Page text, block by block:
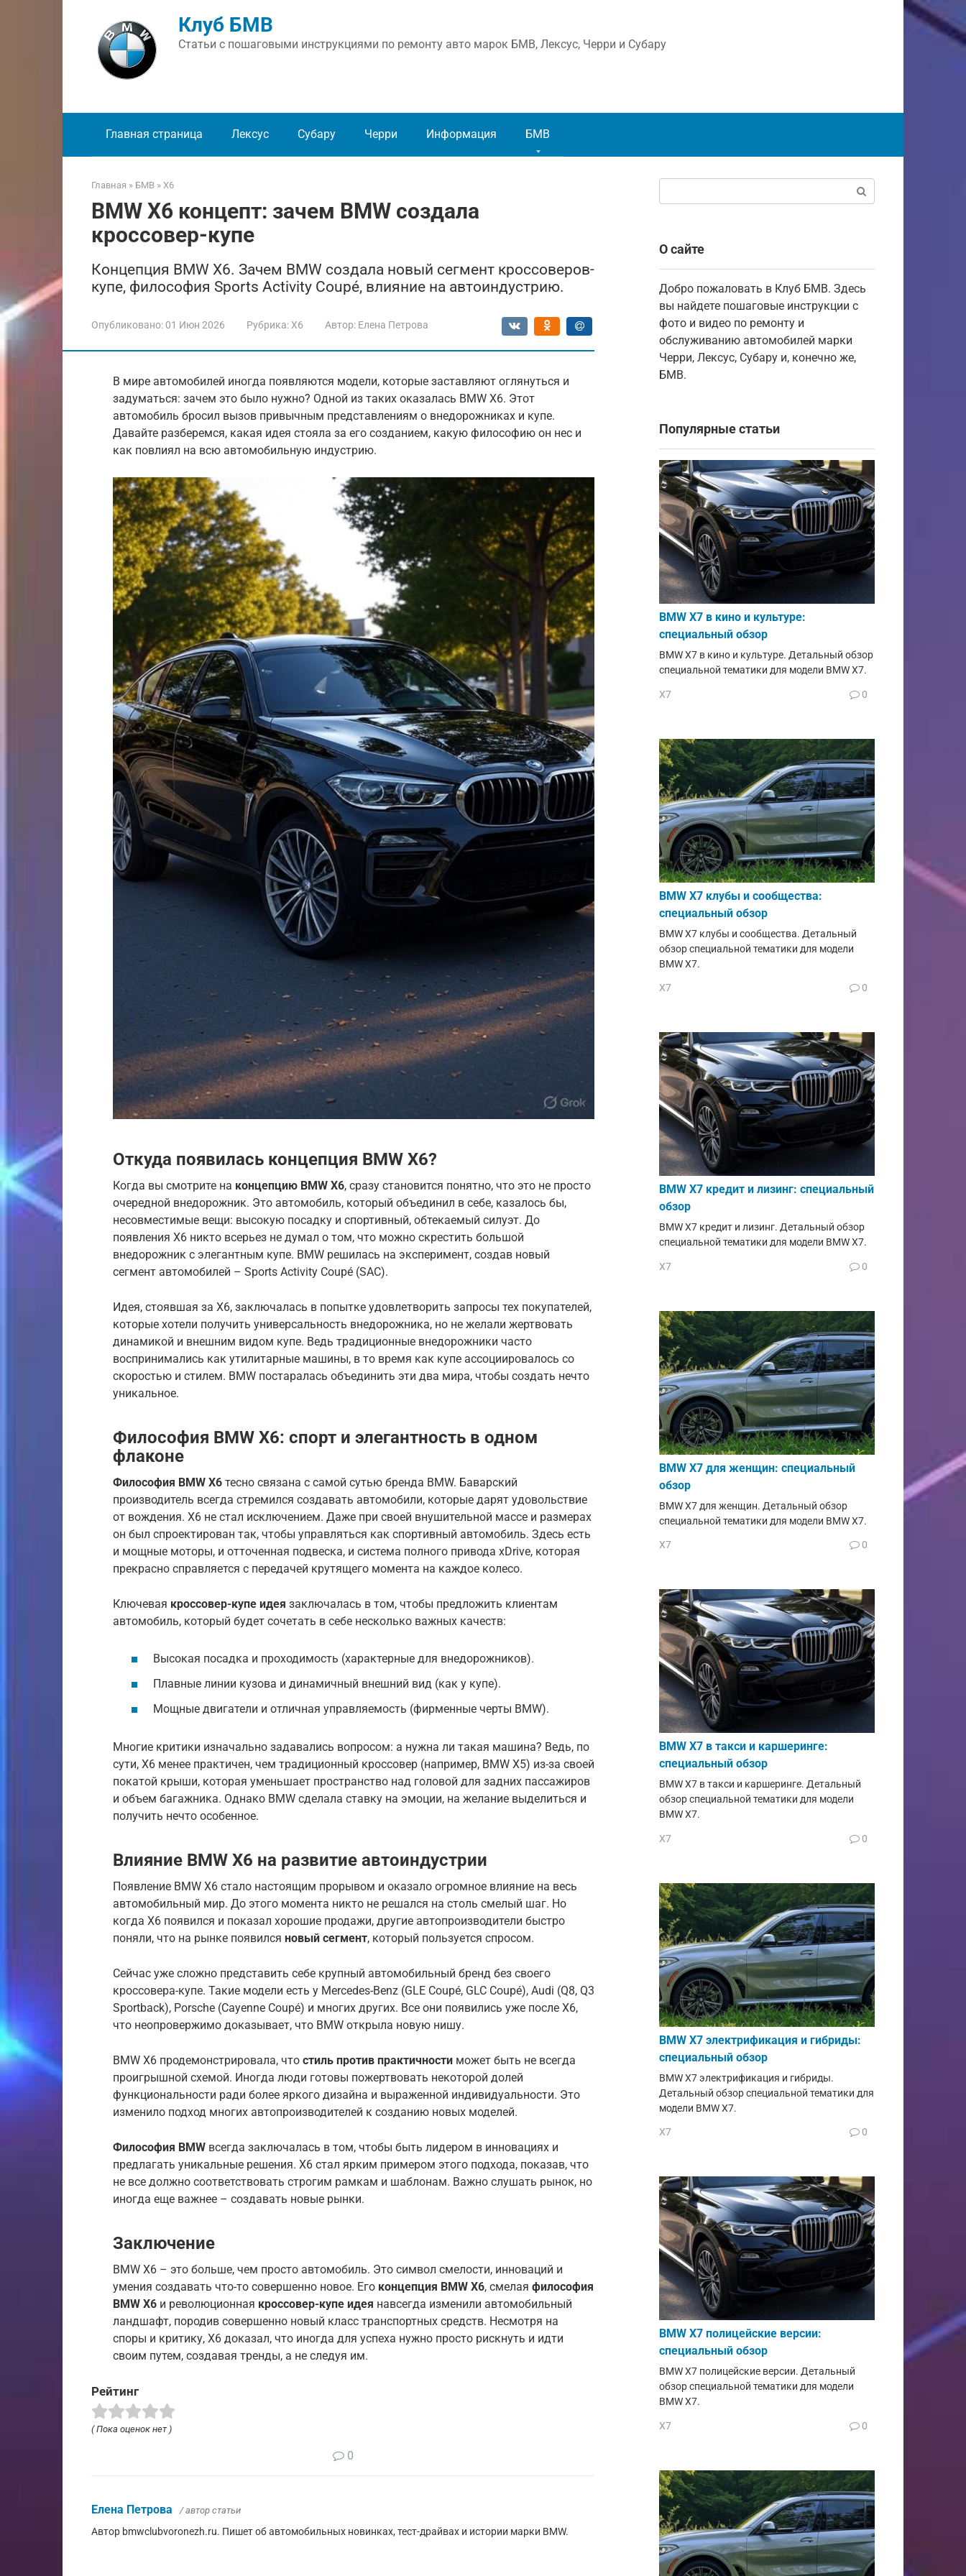
Клуб БМВ
Статьи с пошаговыми инструкциями по ремонту авто марок БМВ, Лексус, Черри и Субару
Главная страница Лексус Субару Черри Информация БМВ
Главная » БМВ » X6
BMW X6 концепт: зачем BMW создала
кроссовер-купе
Концепция BMW X6. Зачем BMW создала новый сегмент кроссоверов-
купе, философия Sports Activity Coupé, влияние на автоиндустрию.
Опубликовано: 01 Июн 2026 Рубрика: X6 Автор: Елена Петрова
В мире автомобилей иногда появляются модели, которые заставляют оглянуться и
задуматься: зачем это было нужно? Одной из таких оказалась BMW X6. Этот
автомобиль бросил вызов привычным представлениям о внедорожниках и купе.
Давайте разберемся, какая идея стояла за его созданием, какую философию он нес и
как повлиял на всю автомобильную индустрию.
Откуда появилась концепция BMW X6?
Когда вы смотрите на концепцию BMW X6, сразу становится понятно, что это не просто
очередной внедорожник. Это автомобиль, который объединил в себе, казалось бы,
несовместимые вещи: высокую посадку и спортивный, обтекаемый силуэт. До
появления X6 никто всерьез не думал о том, что можно скрестить большой
внедорожник с элегантным купе. BMW решилась на эксперимент, создав новый
сегмент автомобилей – Sports Activity Coupé (SAC).
Идея, стоявшая за X6, заключалась в попытке удовлетворить запросы тех покупателей,
которые хотели получить универсальность внедорожника, но не желали жертвовать
динамикой и внешним видом купе. Ведь традиционные внедорожники часто
воспринимались как утилитарные машины, в то время как купе ассоциировалось со
скоростью и стилем. BMW постаралась объединить эти два мира, чтобы создать нечто
уникальное.
Философия BMW X6: спорт и элегантность в одном
флаконе
Философия BMW X6 тесно связана с самой сутью бренда BMW. Баварский
производитель всегда стремился создавать автомобили, которые дарят удовольствие
от вождения. X6 не стал исключением. Даже при своей внушительной массе и размерах
он был спроектирован так, чтобы управляться как спортивный автомобиль. Здесь есть
и мощные моторы, и отточенная подвеска, и система полного привода xDrive, которая
прекрасно справляется с передачей крутящего момента на каждое колесо.
Ключевая кроссовер-купе идея заключалась в том, чтобы предложить клиентам
автомобиль, который будет сочетать в себе несколько важных качеств:
Высокая посадка и проходимость (характерные для внедорожников).
Плавные линии кузова и динамичный внешний вид (как у купе).
Мощные двигатели и отличная управляемость (фирменные черты BMW).
Многие критики изначально задавались вопросом: а нужна ли такая машина? Ведь, по
сути, X6 менее практичен, чем традиционный кроссовер (например, BMW X5) из-за своей
покатой крыши, которая уменьшает пространство над головой для задних пассажиров
и объем багажника. Однако BMW сделала ставку на эмоции, на желание выделиться и
получить нечто особенное.
Влияние BMW X6 на развитие автоиндустрии
Появление BMW X6 стало настоящим прорывом и оказало огромное влияние на весь
автомобильный мир. До этого момента никто не решался на столь смелый шаг. Но
когда X6 появился и показал хорошие продажи, другие автопроизводители быстро
поняли, что на рынке появился новый сегмент, который пользуется спросом.
Сейчас уже сложно представить себе крупный автомобильный бренд без своего
кроссовера-купе. Такие модели есть у Mercedes-Benz (GLE Coupé, GLC Coupé), Audi (Q8, Q3
Sportback), Porsche (Cayenne Coupé) и многих других. Все они появились уже после X6,
что неопровержимо доказывает, что BMW открыла новую нишу.
BMW X6 продемонстрировала, что стиль против практичности может быть не всегда
проигрышной схемой. Иногда люди готовы пожертвовать некоторой долей
функциональности ради более яркого дизайна и выраженной индивидуальности. Это
изменило подход многих автопроизводителей к созданию новых моделей.
Философия BMW всегда заключалась в том, чтобы быть лидером в инновациях и
предлагать уникальные решения. X6 стал ярким примером этого подхода, показав, что
не все должно соответствовать строгим рамкам и шаблонам. Важно слушать рынок, но
иногда еще важнее – создавать новые рынки.
Заключение
BMW X6 – это больше, чем просто автомобиль. Это символ смелости, инноваций и
умения создавать что-то совершенно новое. Его концепция BMW X6, смелая философия
BMW X6 и революционная кроссовер-купе идея навсегда изменили автомобильный
ландшафт, породив совершенно новый класс транспортных средств. Несмотря на
споры и критику, X6 доказал, что иногда для успеха нужно просто рискнуть и идти
своим путем, создавая тренды, а не следуя им.
Рейтинг
( Пока оценок нет )
0
Елена Петрова / автор статьи
Автор bmwclubvoronezh.ru. Пишет об автомобильных новинках, тест-драйвах и истории марки BMW.
О сайте
Добро пожаловать в Клуб БМВ. Здесь
вы найдете пошаговые инструкции с
фото и видео по ремонту и
обслуживанию автомобилей марки
Черри, Лексус, Субару и, конечно же,
БМВ.
Популярные статьи
BMW X7 в кино и культуре:
специальный обзор
BMW X7 в кино и культуре. Детальный обзор
специальной тематики для модели BMW X7.
X7 0
BMW X7 клубы и сообщества:
специальный обзор
BMW X7 клубы и сообщества. Детальный
обзор специальной тематики для модели
BMW X7.
X7 0
BMW X7 кредит и лизинг: специальный
обзор
BMW X7 кредит и лизинг. Детальный обзор
специальной тематики для модели BMW X7.
X7 0
BMW X7 для женщин: специальный
обзор
BMW X7 для женщин. Детальный обзор
специальной тематики для модели BMW X7.
X7 0
BMW X7 в такси и каршеринге:
специальный обзор
BMW X7 в такси и каршеринге. Детальный
обзор специальной тематики для модели
BMW X7.
X7 0
BMW X7 электрификация и гибриды:
специальный обзор
BMW X7 электрификация и гибриды.
Детальный обзор специальной тематики для
модели BMW X7.
X7 0
BMW X7 полицейские версии:
специальный обзор
BMW X7 полицейские версии. Детальный
обзор специальной тематики для модели
BMW X7.
X7 0